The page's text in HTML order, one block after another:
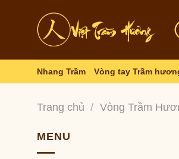
Nhang Trầm Vòng tay Trầm
Trang chủ / Vòng Trầm
MENU